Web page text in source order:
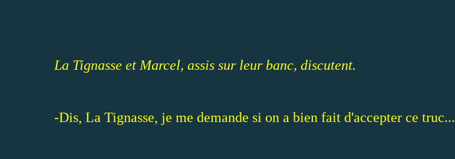
La Tignasse et Marcel, assis sur leur banc, discutent.
-Dis, La Tignasse, je me demande si on a bien fait d'accepter ce truc...